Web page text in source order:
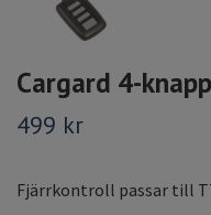
Cargard 4-
499 kr
Fjärrkontroll passar till